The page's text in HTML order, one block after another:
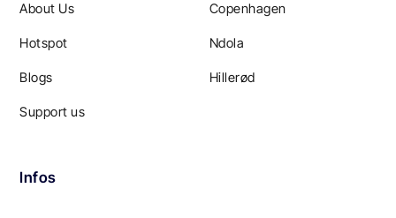
About Us
Hotspot
Blogs
Support us
Copenhagen
Ndola
Hillerød
Infos